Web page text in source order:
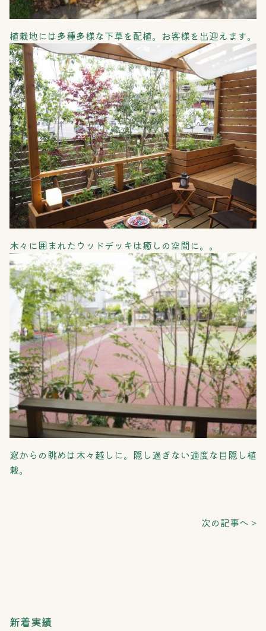
植栽地には多種多様な下草を配植。お客様を出迎えます。
木々に囲まれたウッドデッキは癒しの空間に。。
窓からの眺めは木々越しに。隠し過ぎない適度な目隠し植
栽。
次の記事へ >
新着実績